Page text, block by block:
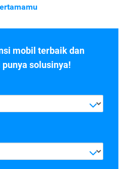
mobil terbaik dan
solusinya!